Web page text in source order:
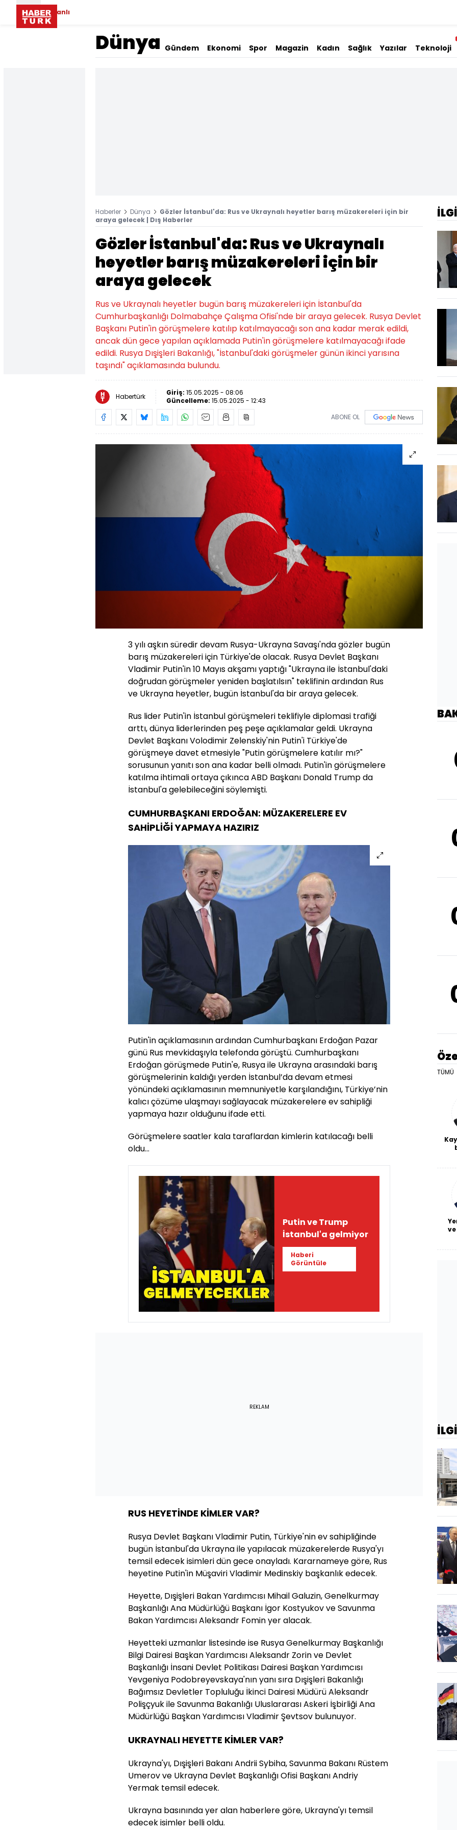
Canlı
Dünya Gündem Ekonomi Spor Magazin Kadın Sağlık Yazılar Teknoloji
Haberler Dünya
Gözler İstanbul'da: Rus ve Ukraynalı heyetler barış müzakereleri için bir
araya gelecek | Dış Haberler
Gözler İstanbul'da: Rus ve Ukraynalı
heyetler barış müzakereleri için bir
araya gelecek
Rus ve Ukraynalı heyetler bugün barış müzakereleri için İstanbul'da
Cumhurbaşkanlığı Dolmabahçe Çalışma Ofisi'nde bir araya gelecek. Rusya Devlet
Başkanı Putin'in görüşmelere katılıp katılmayacağı son ana kadar merak edildi,
ancak dün gece yapılan açıklamada Putin'in görüşmelere katılmayacağı ifade
edildi. Rusya Dışişleri Bakanlığı, "İstanbul'daki görüşmeler günün ikinci yarısına
taşındı" açıklamasında bulundu.
Habertürk Giriş: 15.05.2025 - 08:06
Güncelleme: 15.05.2025 - 12:43
ABONE OL
3 yılı aşkın süredir devam Rusya-Ukrayna Savaşı'nda gözler bugün
barış müzakereleri için Türkiye'de olacak. Rusya Devlet Başkanı
Vladimir Putin'in 10 Mayıs akşamı yaptığı "Ukrayna ile İstanbul'daki
doğrudan görüşmeler yeniden başlatılsın" teklifinin ardından Rus
ve Ukrayna heyetler, bugün İstanbul'da bir araya gelecek.
Rus lider Putin'in İstanbul görüşmeleri teklifiyle diplomasi trafiği
arttı, dünya liderlerinden peş peşe açıklamalar geldi. Ukrayna
Devlet Başkanı Volodimir Zelenskiy'nin Putin'i Türkiye'de
görüşmeye davet etmesiyle "Putin görüşmelere katılır mı?"
sorusunun yanıtı son ana kadar belli olmadı. Putin'in görüşmelere
katılma ihtimali ortaya çıkınca ABD Başkanı Donald Trump da
İstanbul'a gelebileceğini söylemişti.
CUMHURBAŞKANI ERDOĞAN: MÜZAKERELERE EV
SAHİPLİĞİ YAPMAYA HAZIRIZ
Putin'in açıklamasının ardından Cumhurbaşkanı Erdoğan Pazar
günü Rus mevkidaşıyla telefonda görüştü. Cumhurbaşkanı
Erdoğan görüşmede Putin'e, Rusya ile Ukrayna arasındaki barış
görüşmelerinin kaldığı yerden İstanbul’da devam etmesi
yönündeki açıklamasının memnuniyetle karşılandığını, Türkiye’nin
kalıcı çözüme ulaşmayı sağlayacak müzakerelere ev sahipliği
yapmaya hazır olduğunu ifade etti.
Görüşmelere saatler kala taraflardan kimlerin katılacağı belli
oldu...
Putin ve Trump
İstanbul'a gelmiyor
Haberi
Görüntüle
REKLAM
RUS HEYETİNDE KİMLER VAR?
Rusya Devlet Başkanı Vladimir Putin, Türkiye'nin ev sahipliğinde
bugün İstanbul'da Ukrayna ile yapılacak müzakerelerde Rusya'yı
temsil edecek isimleri dün gece onayladı. Kararnameye göre, Rus
heyetine Putin'in Müşaviri Vladimir Medinskiy başkanlık edecek.
Heyette, Dışişleri Bakan Yardımcısı Mihail Galuzin, Genelkurmay
Başkanlığı Ana Müdürlüğü Başkanı İgor Kostyukov ve Savunma
Bakan Yardımcısı Aleksandr Fomin yer alacak.
Heyetteki uzmanlar listesinde ise Rusya Genelkurmay Başkanlığı
Bilgi Dairesi Başkan Yardımcısı Aleksandr Zorin ve Devlet
Başkanlığı İnsani Devlet Politikası Dairesi Başkan Yardımcısı
Yevgeniya Podobreyevskaya'nın yanı sıra Dışişleri Bakanlığı
Bağımsız Devletler Topluluğu İkinci Dairesi Müdürü Aleksandr
Polişçyuk ile Savunma Bakanlığı Uluslararası Askeri İşbirliği Ana
Müdürlüğü Başkan Yardımcısı Vladimir Şevtsov bulunuyor.
UKRAYNALI HEYETTE KİMLER VAR?
Ukrayna'yı, Dışişleri Bakanı Andrii Sybiha, Savunma Bakanı Rüstem
Umerov ve Ukrayna Devlet Başkanlığı Ofisi Başkanı Andriy
Yermak temsil edecek.
Ukrayna basınında yer alan haberlere göre, Ukrayna'yı temsil
edecek isimler belli oldu.
TÜMÜ